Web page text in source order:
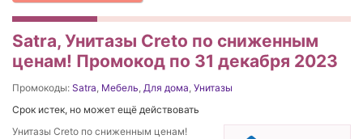
Satra, Унитазы Creto по сниженным
ценам! Промокод по 31 декабря 2023
Промокоды: Satra, Мебель, Для дома, Унитазы
Срок истек, но может ещё действовать
Унитазы Creto по сниженным ценам!